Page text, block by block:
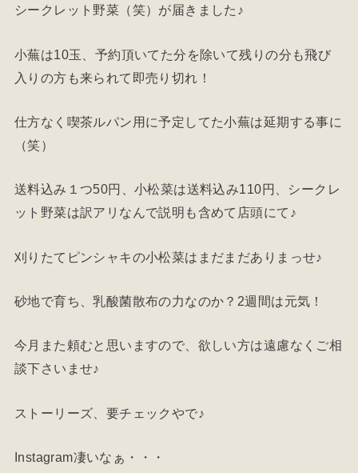
シークレット野菜（笑）が届きました♪
小蕪は10玉、予約頂いてた分を除いて残りの分も飛び
入りの方も来られて即売り切れ！
仕方なく喫茶ルパン用に予定してた小蕪は延期する事に
（笑）
送料込み１つ50円、小松菜は送料込み110円、シークレ
ット野菜は訳アリなんで説明も含めて店頭にて♪
刈りたてピンシャキの小松菜はまだまだありまっせ♪
砂地で育ち、乳酸菌散布の力なのか？2週間は元気！
今月また頼むと思いますので、欲しい方は遠慮なくご相
談下さいませ♪
ストーリーズ、要チェックやで♪
Instagram凄いなぁ・・・